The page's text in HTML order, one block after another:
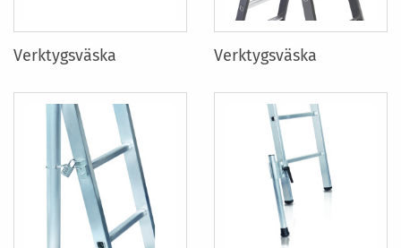
Verktygsväska Verktygsväska